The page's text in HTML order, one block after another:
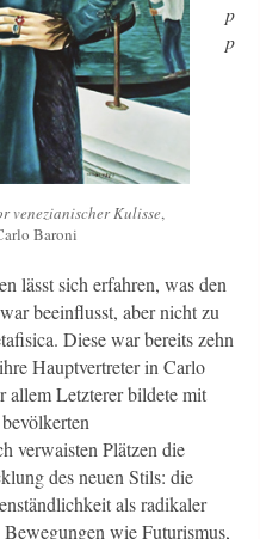
venezianischer Kulisse,
Baroni
p
p
lässt sich erfahren, was den
beeinflusst, aber nicht zu
Diese war bereits zehn
Hauptvertreter in Carlo
Letzterer bildete mit
verwaisten Plätzen die
des neuen Stils: die
als radikaler
wie Futurismus,